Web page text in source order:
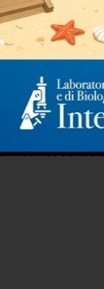
dal virus
che si
sulla
è la